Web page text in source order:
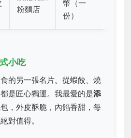
粉麵店
幣（一
份）
小吃
的另一張名片。從蝦餃、燒
是匠心獨運。我最愛的是添
，外皮酥脆，內餡香甜，每
對值得。